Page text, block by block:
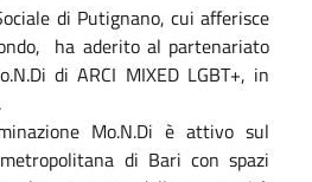
di Putignano, cui afferisce
ha aderito al partenariato
di ARCI MIXED LGBT+, in
Mo.N.Di è attivo sul
di Bari con spazi